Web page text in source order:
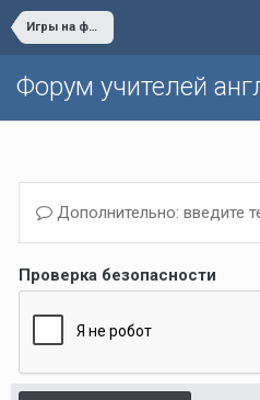
Игры на форуме
Форум учителей
Дополнительно: введите
Проверка безопасности